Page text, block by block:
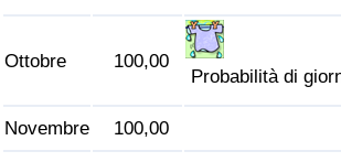
Ottobre 100,00
Probabilità di
Novembre 100,00